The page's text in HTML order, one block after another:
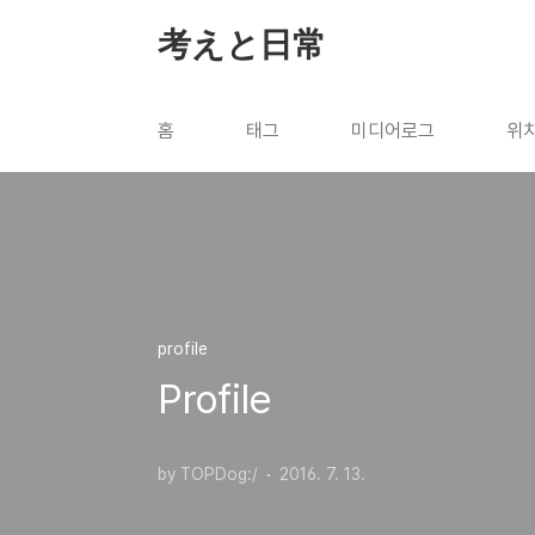
考えと日常
홈 태그 미디어로그 위
profile
Profile
by TOPDog:/ 2016. 7. 13.